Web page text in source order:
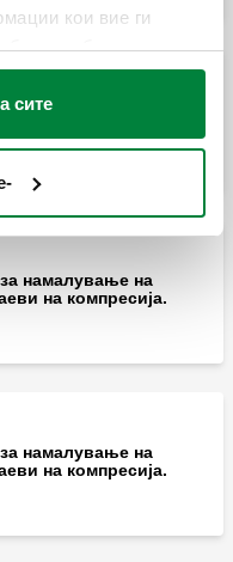
кои вие ги
се собрани од
сите
намалување на
намалување на
на компресија.
намалување на
на компресија.